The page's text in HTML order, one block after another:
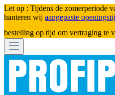
Let op : Tijdens de zomerperiode
hanteren wij aangepaste
bestelling op tijd om vertraging te